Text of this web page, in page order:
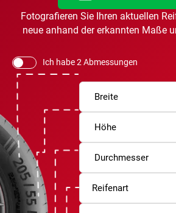
Fotografieren Sie Ihren aktuellen
neue anhand der erkannten Maße
Ich habe 2 Abmessungen
Breite
Höhe
Durchmesser
Reifenart